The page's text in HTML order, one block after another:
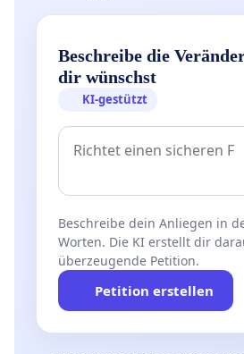
Beschreibe die
dir wünschst
KI-gestützt
Beschreibe dein Anliegen in
Worten. Die KI erstellt dir
überzeugende Petition.
Petition erstellen